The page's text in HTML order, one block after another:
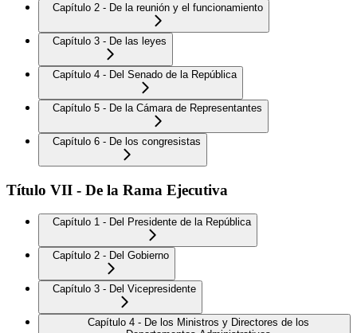
Capítulo 2 - De la reunión y el funcionamiento
Capítulo 3 - De las leyes
Capítulo 4 - Del Senado de la República
Capítulo 5 - De la Cámara de Representantes
Capítulo 6 - De los congresistas
Título VII - De la Rama Ejecutiva
Capítulo 1 - Del Presidente de la República
Capítulo 2 - Del Gobierno
Capítulo 3 - Del Vicepresidente
Capítulo 4 - De los Ministros y Directores de los